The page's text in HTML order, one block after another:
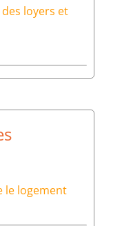
loyers et
le logement